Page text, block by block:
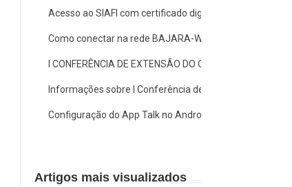
Acesso ao SIAFI com certificado digital em nuvem
Como conectar na rede BAJARA-WIFI
I CONFERÊNCIA DE EXTENSÃO DO OESTE DO PARÁ
Informações sobre I Conferência de Extensão do Oeste
Configuração do App Talk no Android e iOS
Artigos mais visualizados